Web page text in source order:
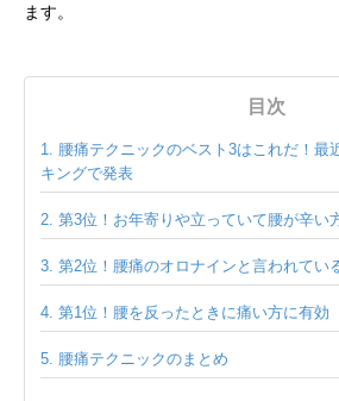
ます。
目次
腰痛テクニックのベスト3はこれだ！最
キングで発表
第3位！お年寄りや立っていて腰が辛い
第2位！腰痛のオロナインと言われてい
第1位！腰を反ったときに痛い方に有効
腰痛テクニックのまとめ